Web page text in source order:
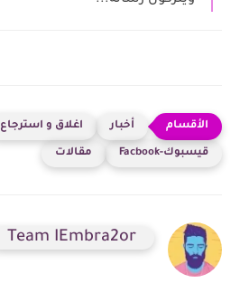
أخبار اغلاق و استرجاع
قيسبوك-Facbook مقالات
Team IEmbra2or